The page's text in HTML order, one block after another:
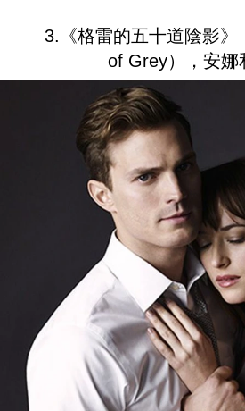
3.《格雷的五十道陰影》
of Grey），安娜